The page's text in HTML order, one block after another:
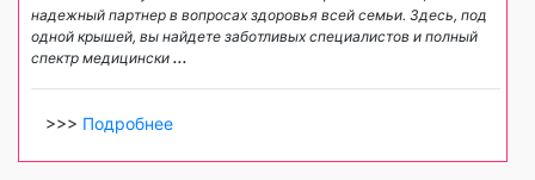
надежный партнер в вопросах здоровья всей семьи. Здесь, под
одной крышей, вы найдете заботливых специалистов и полный
спектр медицински ...
>>> Подробнее